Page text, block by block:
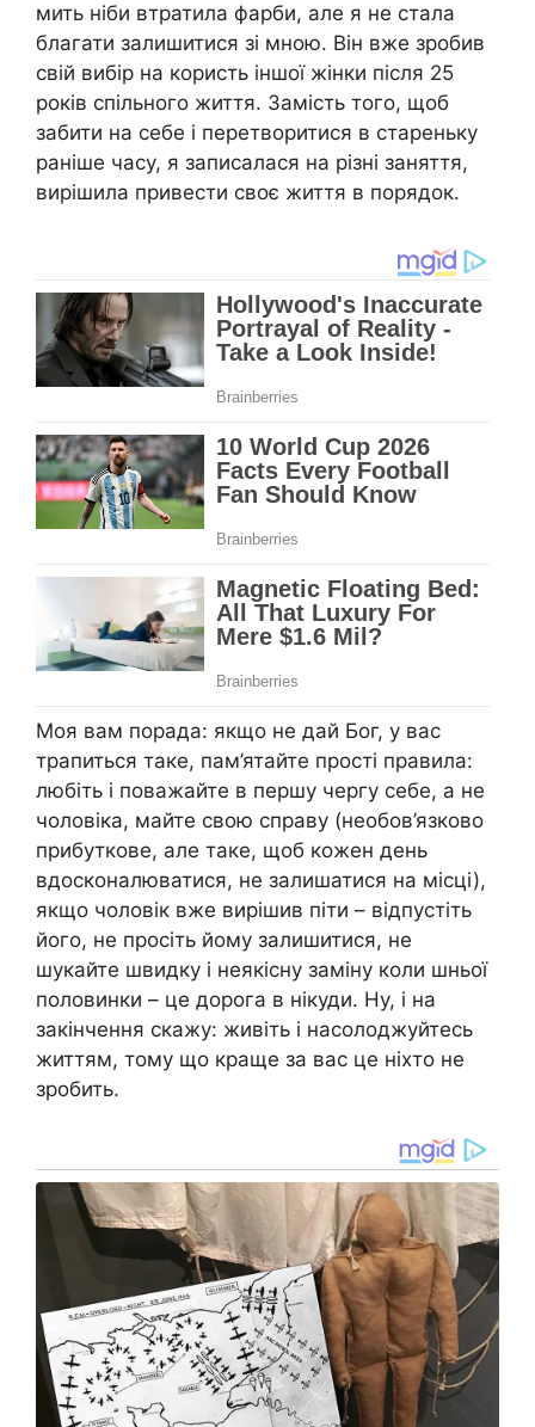
мить ніби втратила фарби, але я не стала
благати залишитися зі мною. Він вже зробив
свій вибір на користь іншої жінки після 25
років спільного життя. Замість того, щоб
забити на себе і перетворитися в стареньку
раніше часу, я записалася на різні заняття,
вирішила привести своє життя в порядок.
Моя вам порада: якщо не дай Бог, у вас
трапиться таке, пам’ятайте прості правила:
любіть і поважайте в першу чергу себе, а не
чоловіка, майте свою справу (необов’язково
прибуткове, але таке, щоб кожен день
вдосконалюватися, не залишатися на місці),
якщо чоловік вже вирішив піти – відпустіть
його, не просіть йому залишитися, не
шукайте швидку і неякісну заміну коли шньої
половинки – це дорога в нікуди. Ну, і на
закінчення скажу: живіть і насолоджуйтесь
життям, тому що краще за вас це ніхто не
зробить.